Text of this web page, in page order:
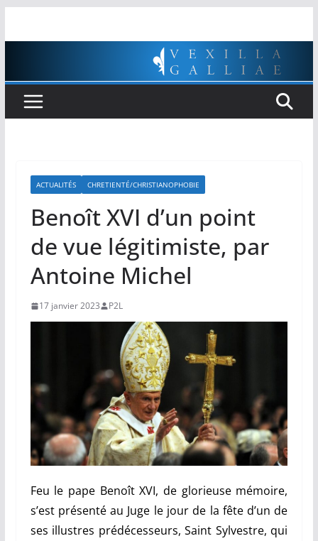
ACTUALITÉS CHRETIENTÉ/CHRISTIANOPHOBIE
Benoît XVI d’un point
de vue légitimiste, par
Antoine Michel
17 janvier 2023 P2L
Feu le pape Benoît XVI, de glorieuse mémoire,
s’est présenté au Juge le jour de la fête d’un de
ses illustres prédécesseurs, Saint Sylvestre, qui